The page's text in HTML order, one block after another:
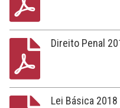
Direito Penal
Lei Básica 2018